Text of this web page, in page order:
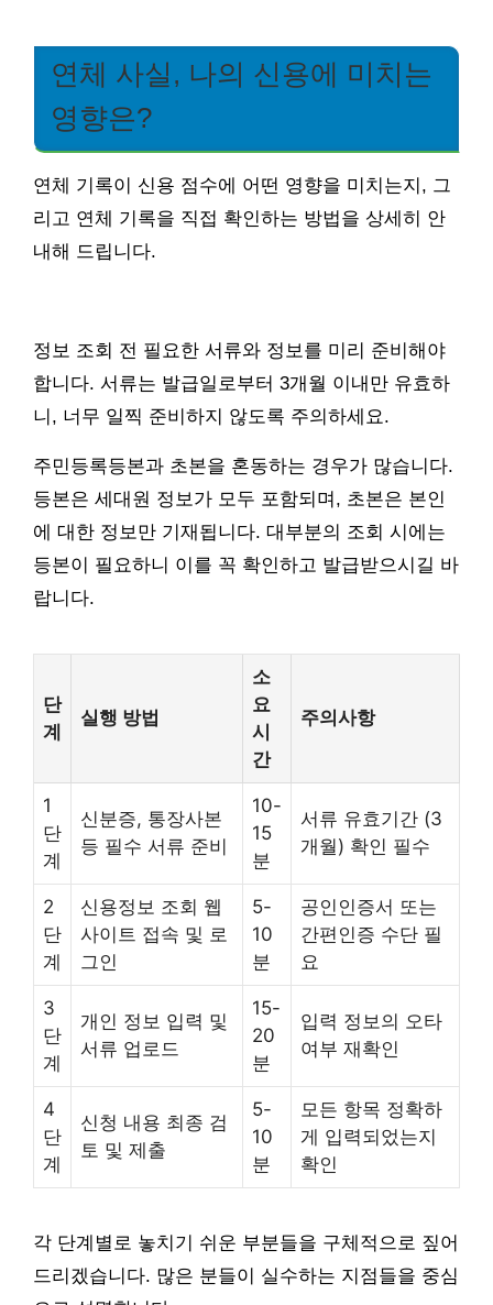
연체 사실, 나의 신용에 미치는
영향은?
연체 기록이 신용 점수에 어떤 영향을 미치는지, 그
리고 연체 기록을 직접 확인하는 방법을 상세히 안
내해 드립니다.
정보 조회 전 필요한 서류와 정보를 미리 준비해야
합니다. 서류는 발급일로부터 3개월 이내만 유효하
니, 너무 일찍 준비하지 않도록 주의하세요.
주민등록등본과 초본을 혼동하는 경우가 많습니다.
등본은 세대원 정보가 모두 포함되며, 초본은 본인
에 대한 정보만 기재됩니다. 대부분의 조회 시에는
등본이 필요하니 이를 꼭 확인하고 발급받으시길 바
랍니다.
단
계
실행 방법
소
요
시
간
주의사항
1
단
계
신분증, 통장사본
등 필수 서류 준비
10-
15
분
서류 유효기간 (3
개월) 확인 필수
2
단
계
신용정보 조회 웹
사이트 접속 및 로
그인
5-
10
분
공인인증서 또는
간편인증 수단 필
요
3
단
계
개인 정보 입력 및
서류 업로드
15-
20
분
입력 정보의 오타
여부 재확인
4
단
계
신청 내용 최종 검
토 및 제출
5-
10
분
모든 항목 정확하
게 입력되었는지
확인
각 단계별로 놓치기 쉬운 부분들을 구체적으로 짚어
드리겠습니다. 많은 분들이 실수하는 지점들을 중심